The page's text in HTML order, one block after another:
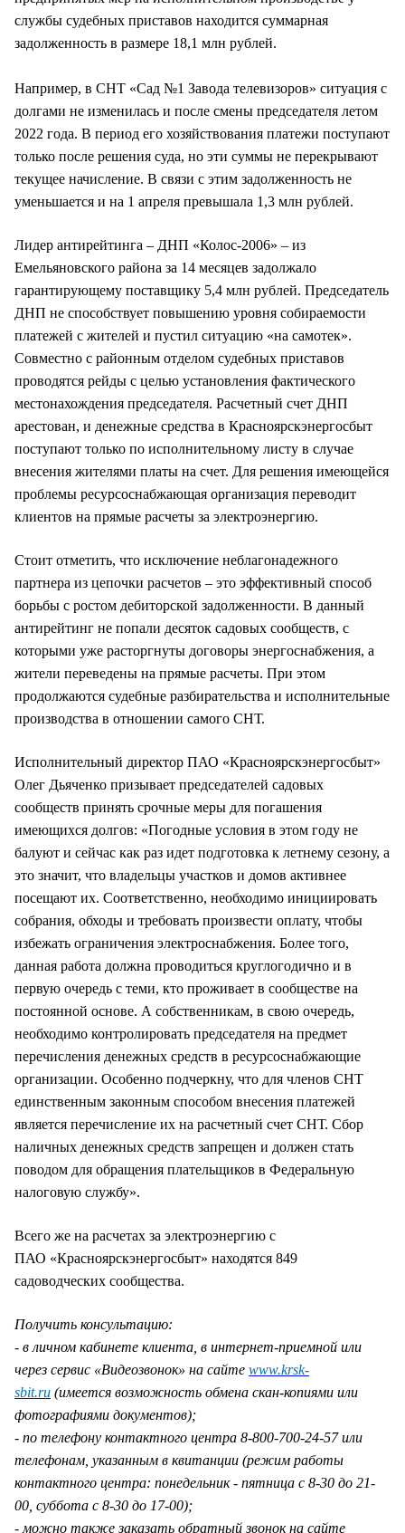
службы судебных приставов находится суммарная
задолженность в размере 18,1 млн рублей.
Например, в СНТ «Сад №1 Завода телевизоров» ситуация с
долгами не изменилась и после смены председателя летом
2022 года. В период его хозяйствования платежи поступают
только после решения суда, но эти суммы не перекрывают
текущее начисление. В связи с этим задолженность не
уменьшается и на 1 апреля превышала 1,3 млн рублей.
Лидер антирейтинга – ДНП «Колос-2006» – из
Емельяновского района за 14 месяцев задолжало
гарантирующему поставщику 5,4 млн рублей. Председатель
ДНП не способствует повышению уровня собираемости
платежей с жителей и пустил ситуацию «на самотек».
Совместно с районным отделом судебных приставов
проводятся рейды с целью установления фактического
местонахождения председателя. Расчетный счет ДНП
арестован, и денежные средства в Красноярскэнергосбыт
поступают только по исполнительному листу в случае
внесения жителями платы на счет. Для решения имеющейся
проблемы ресурсоснабжающая организация переводит
клиентов на прямые расчеты за электроэнергию.
Стоит отметить, что исключение неблагонадежного
партнера из цепочки расчетов – это эффективный способ
борьбы с ростом дебиторской задолженности. В данный
антирейтинг не попали десяток садовых сообществ, с
которыми уже расторгнуты договоры энергоснабжения, а
жители переведены на прямые расчеты. При этом
продолжаются судебные разбирательства и исполнительные
производства в отношении самого СНТ.
Исполнительный директор ПАО «Красноярскэнергосбыт»
Олег Дьяченко призывает председателей садовых
сообществ принять срочные меры для погашения
имеющихся долгов: «Погодные условия в этом году не
балуют и сейчас как раз идет подготовка к летнему сезону, а
это значит, что владельцы участков и домов активнее
посещают их. Соответственно, необходимо инициировать
собрания, обходы и требовать произвести оплату, чтобы
избежать ограничения электроснабжения. Более того,
данная работа должна проводиться круглогодично и в
первую очередь с теми, кто проживает в сообществе на
постоянной основе. А собственникам, в свою очередь,
необходимо контролировать председателя на предмет
перечисления денежных средств в ресурсоснабжающие
организации. Особенно подчеркну, что для членов СНТ
единственным законным способом внесения платежей
является перечисление их на расчетный счет СНТ. Сбор
наличных денежных средств запрещен и должен стать
поводом для обращения плательщиков в Федеральную
налоговую службу».
Всего же на расчетах за электроэнергию с
ПАО «Красноярскэнергосбыт» находятся 849
садоводческих сообщества.
Получить консультацию:
- в личном кабинете клиента, в интернет-приемной или
через сервис «Видеозвонок» на сайте www.krsk-
sbit.ru (имеется возможность обмена скан-копиями или
фотографиями документов);
- по телефону контактного центра 8-800-700-24-57 или
телефонам, указанным в квитанции (режим работы
контактного центра: понедельник - пятница с 8-30 до 21-
00, суббота с 8-30 до 17-00);
- можно также заказать обратный звонок на сайте